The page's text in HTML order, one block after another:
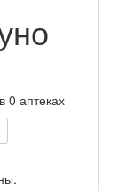
0 аптеках